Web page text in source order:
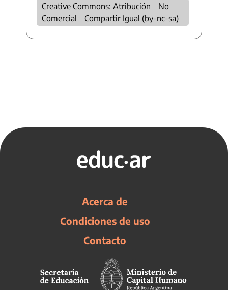
Creative Commons: Atribución – No
Comercial – Compartir Igual (by-nc-sa)
Acerca de
Condiciones de uso
Contacto